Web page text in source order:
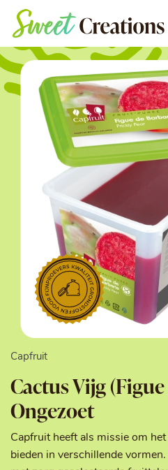
Capfruit
Cactus Vijg
Ongezoet
Capfruit heeft als missie om
bieden in verschillende